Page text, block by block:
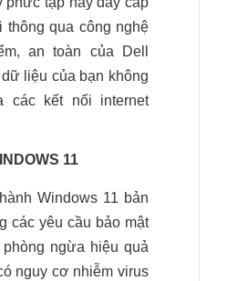
qua công nghệ
an toàn của Dell
liệu của bạn không
các kết nối internet
11
Windows 11 bản
các yêu cầu bảo mật
ngừa hiệu quả
nguy cơ nhiễm virus